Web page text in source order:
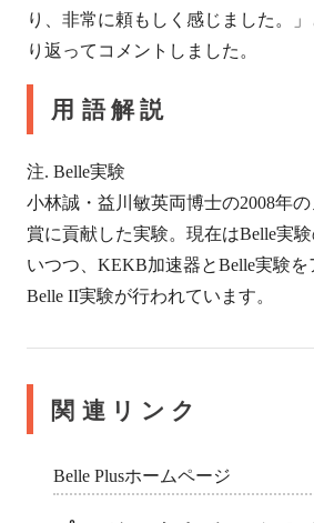
り、非常に頼もしく感じました。
り返ってコメントしました。
用語解説
注. Belle実験
小林誠・益川敏英両博士の2008年
賞に貢献した実験。現在はBelle実
いつつ、KEKB加速器とBelle実験
Belle II実験が行われています。
関連リンク
Belle Plusホームページ